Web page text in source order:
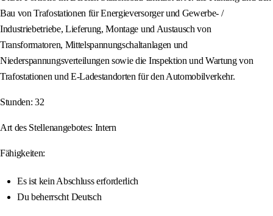
Bau von Trafostationen für Energieversorger und Gewerbe- /
Industriebetriebe, Lieferung, Montage und Austausch von
Transformatoren, Mittelspannungschaltanlagen und
Niederspannungsverteilungen sowie die Inspektion und Wartung von
Trafostationen und E-Ladestandorten für den Automobilverkehr.
Stunden: 32
Art des Stellenangebotes: Intern
Fähigkeiten:
Es ist kein Abschluss erforderlich
Du beherrscht Deutsch